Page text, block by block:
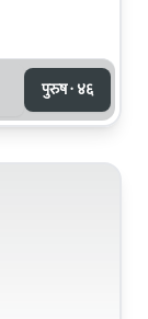
पुरुष · ४६